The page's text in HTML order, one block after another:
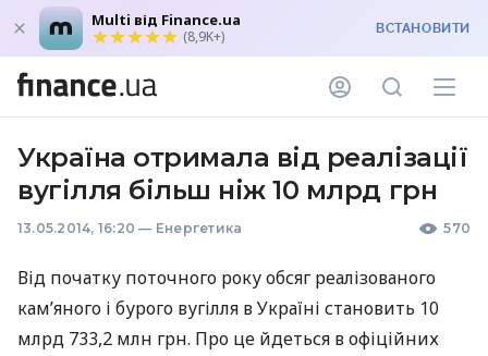
Multi від Finance.ua
(8,9K+) ВСТАНОВИТИ
Україна отримала від реалізації
вугілля більш ніж 10 млрд грн
13.05.2014, 16:20 — Енергетика 570
Від початку поточного року обсяг реалізованого
кам’яного і бурого вугілля в Україні становить 10
млрд 733,2 млн грн. Про це йдеться в офіційних